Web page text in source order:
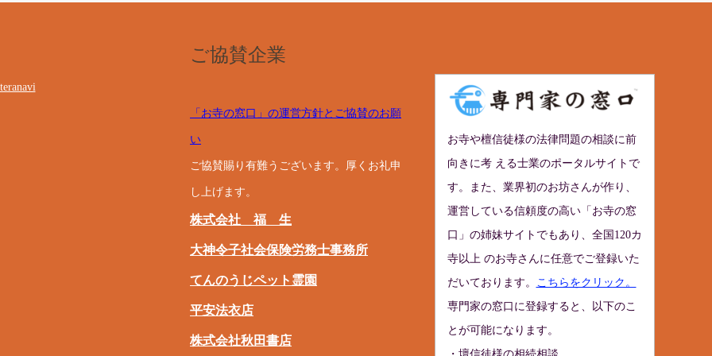
ご協賛企業
「お寺の窓口」の運営方針とご協賛のお願
い
ご協賛賜り有難うございます。厚くお礼申
し上げます。
株式会社 福 生
大神令子社会保険労務士事務所
てんのうじペット霊園
平安法衣店
株式会社秋田書店
お寺や檀信徒様の法律問題の相談に前
向きに考 える士業のポータルサイトで
す。また、業界初のお坊さんが作り、
運営している信頼度の高い「お寺の窓
口」の姉妹サイトでもあり、全国120カ
寺以上 のお寺さんに任意でご登録いた
だいております。 こちらをクリック。
専門家の窓口に登録すると、以下のこ
とが可能になります。